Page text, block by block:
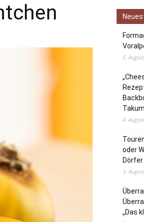
5.
4.
oder
3.
„Das